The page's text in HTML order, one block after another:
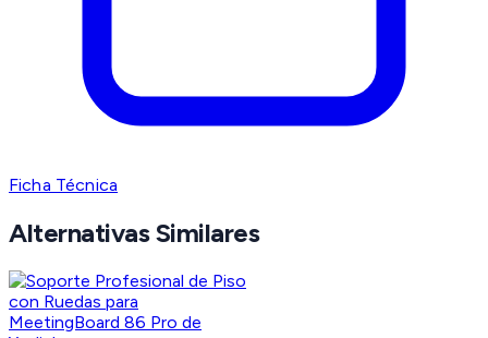
Ficha Técnica
Alternativas Similares